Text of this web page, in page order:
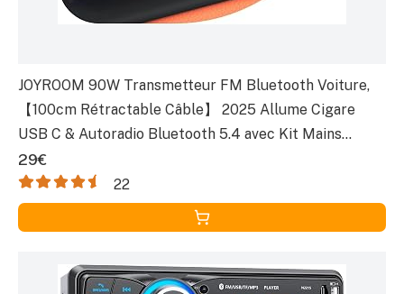
JOYROOM 90W Transmetteur FM Bluetooth Voiture,
【100cm Rétractable Câble】 2025 Allume Cigare
USB C & Autoradio Bluetooth 5.4 avec Kit Mains
Libres, Accessoire Voiture Interieur pour
iPhone/Samsung
29€
22